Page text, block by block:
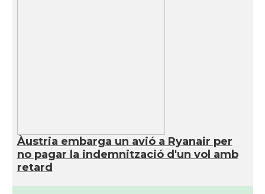
Àustria embarga un avió a Ryanair per
no pagar la indemnització d'un vol amb
retard